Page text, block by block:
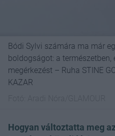
Bódi Sylvi számára ma már
boldogságot: a
megérkezést – Ruha STINE
KAZAR
Hogyan változtatta meg